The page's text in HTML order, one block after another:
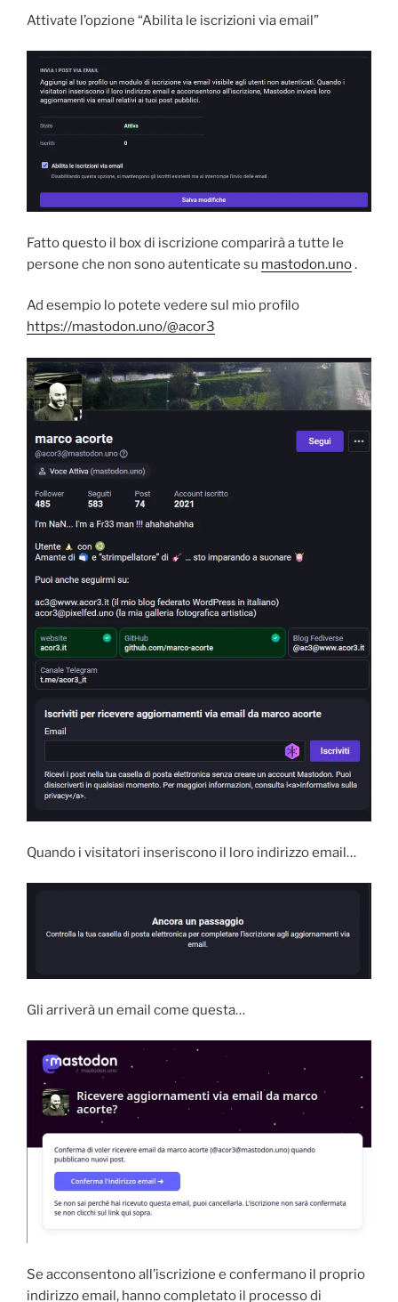
Attivate l’opzione “Abilita le iscrizioni via email”
Fatto questo il box di iscrizione comparirà a tutte le
persone che non sono autenticate su mastodon.uno.
Ad esempio lo potete vedere sul mio profilo
https://mastodon.uno/@acor3
Quando i visitatori inseriscono il loro indirizzo email…
Gli arriverà un email come questa…
Se acconsentono all’iscrizione e confermano il proprio
indirizzo email, hanno completato il processo di